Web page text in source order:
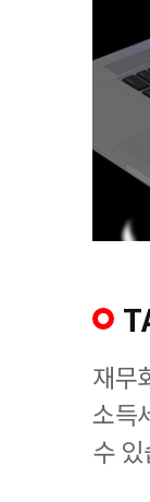
재무
소득
수